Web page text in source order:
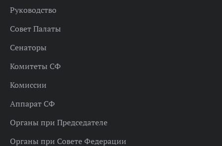
Руководство
Совет Палаты
Сенаторы
Комитеты СФ
Комиссии
Аппарат СФ
Органы при Председателе
Органы при Совете Федерации